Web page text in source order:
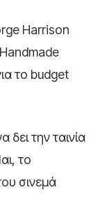
Harrison
το budget
δει την ταινία
το
σινεμά